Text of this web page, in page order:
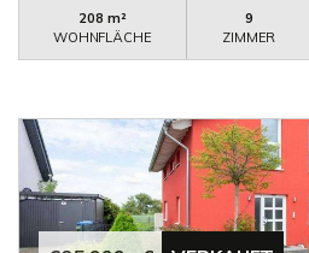
208 m²
WOHNFLÄCHE
9
ZIMMER